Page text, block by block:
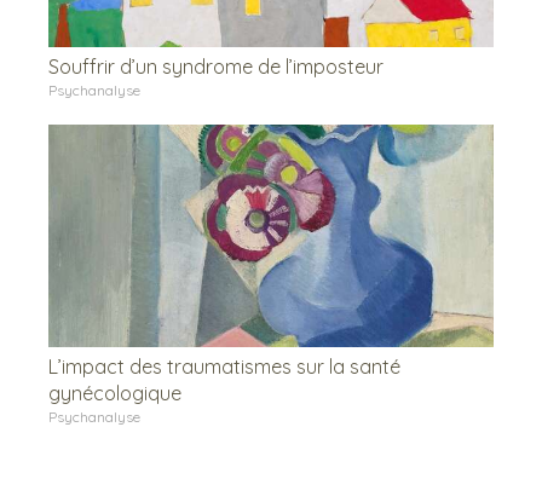
Souffrir d’un syndrome de l’imposteur
Psychanalyse
L’impact des traumatismes sur la santé
gynécologique
Psychanalyse